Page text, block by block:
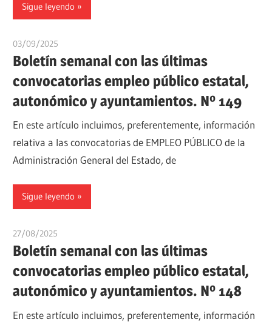
Sigue leyendo
03/09/2025
Boletín semanal con las últimas
convocatorias empleo público estatal,
autonómico y ayuntamientos. Nº 149
En este artículo incluimos, preferentemente, información
relativa a las convocatorias de EMPLEO PÚBLICO de la
Administración General del Estado, de
Sigue leyendo
27/08/2025
Boletín semanal con las últimas
convocatorias empleo público estatal,
autonómico y ayuntamientos. Nº 148
En este artículo incluimos, preferentemente, información